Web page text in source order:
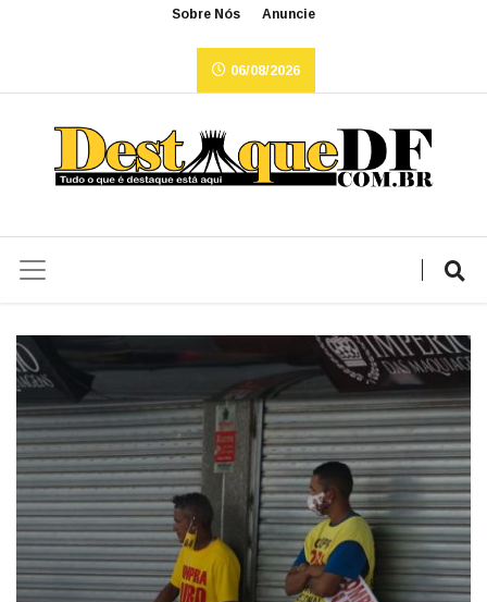
Sobre Nós Anuncie
06/08/2026